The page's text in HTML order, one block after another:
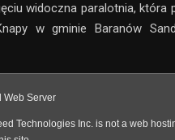
widoczna paralotnia, która
w gminie Baranów